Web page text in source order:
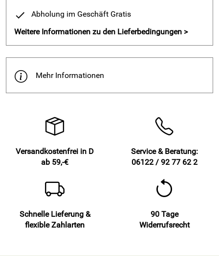
Abholung im Geschäft Gratis
Weitere Informationen zu den Lieferbedingungen >
Mehr Informationen
Versandkostenfrei in D
ab 59,-€
Service & Beratung:
06122 / 92 77 62 2
Schnelle Lieferung &
flexible Zahlarten
90 Tage
Widerrufsrecht